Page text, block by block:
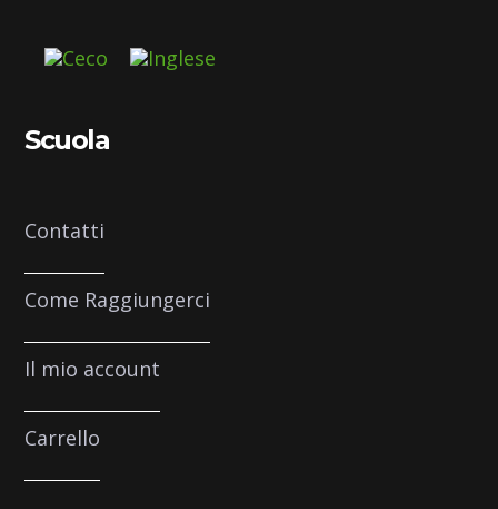
Scuola
Contatti
Come Raggiungerci
Il mio account
Carrello